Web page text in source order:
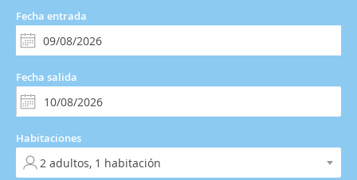
Fecha entrada
Fecha salida
Habitaciones